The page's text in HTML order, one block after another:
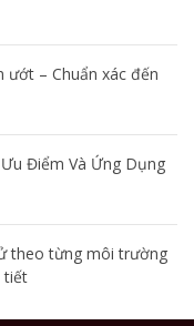
ướt – Chuẩn xác đến
Điểm Và Ứng Dụng
theo từng môi trường
tiết